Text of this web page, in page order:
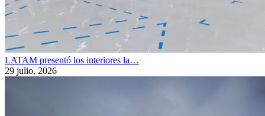
LATAM presentó los interiores la…
29 julio, 2026